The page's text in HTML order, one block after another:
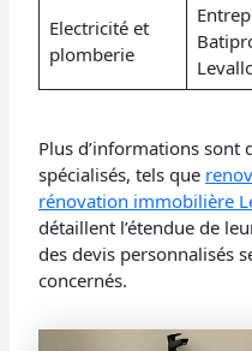
Electricité et
plomberie
Plus d’informations sont
spécialisés, tels que
rénovation immobilière
détaillent l’étendue de
des devis personnalisés
concernés.